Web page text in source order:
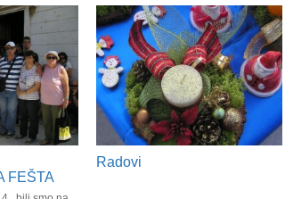
FEŠTA
Radovi